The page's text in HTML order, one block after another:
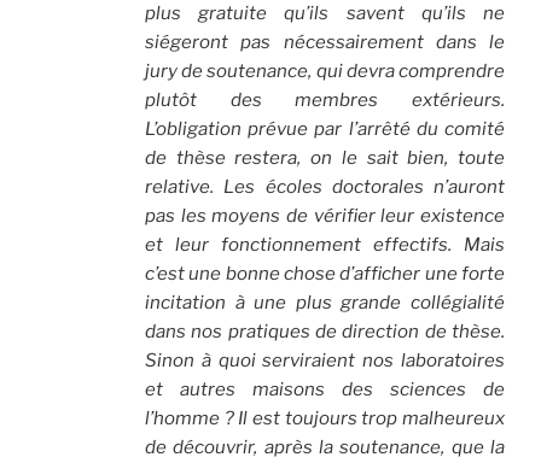
plus gratuite qu’ils savent qu’ils ne
siégeront pas nécessairement dans le
jury de soutenance, qui devra comprendre
plutôt des membres extérieurs.
L’obligation prévue par l’arrêté du comité
de thèse restera, on le sait bien, toute
relative. Les écoles doctorales n’auront
pas les moyens de vérifier leur existence
et leur fonctionnement effectifs. Mais
c’est une bonne chose d’afficher une forte
incitation à une plus grande collégialité
dans nos pratiques de direction de thèse.
Sinon à quoi serviraient nos laboratoires
et autres maisons des sciences de
l’homme ? Il est toujours trop malheureux
de découvrir, après la soutenance, que la